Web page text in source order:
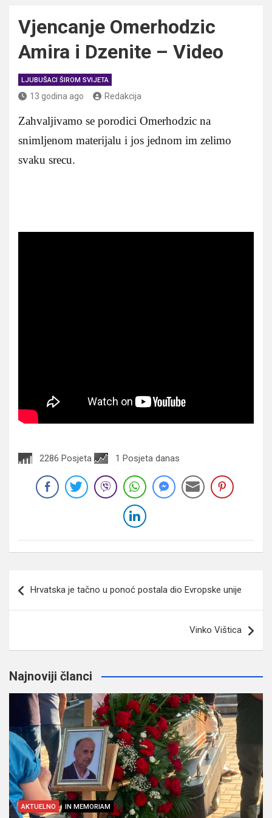
Vjencanje Omerhodzic
Amira i Dzenite – Video
LJUBUŠACI ŠIROM SVIJETA
13 godina ago Redakcija
Zahvaljivamo se porodici Omerhodzic na
snimljenom materijalu i jos jednom im zelimo
svaku srecu.
2286 Posjeta 1 Posjeta danas
članaka
Hrvatska je tačno u ponoć postala dio Evropske unije
Vinko Vištica
Najnoviji članci
AKTUELNO IN MEMORIAM